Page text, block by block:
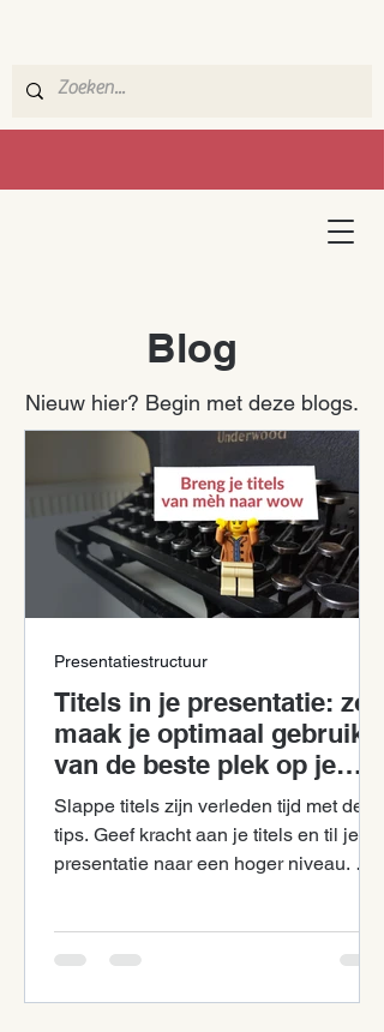
Blog
Nieuw hier? Begin met deze blogs.
Titels in je presentatie: zo
maak je optimaal gebruik
van de beste plek op je
slide!
Slappe titels zijn verleden tijd met deze
tips. Geef kracht aan je titels en til je
presentatie naar een hoger niveau. Met
Presentatiestructuur